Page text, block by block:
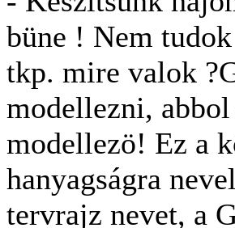
büne ! Nem
tkp. mire valok
modellezni,
modellezö! Ez a
hanyagságra
tervrajz nevet, a